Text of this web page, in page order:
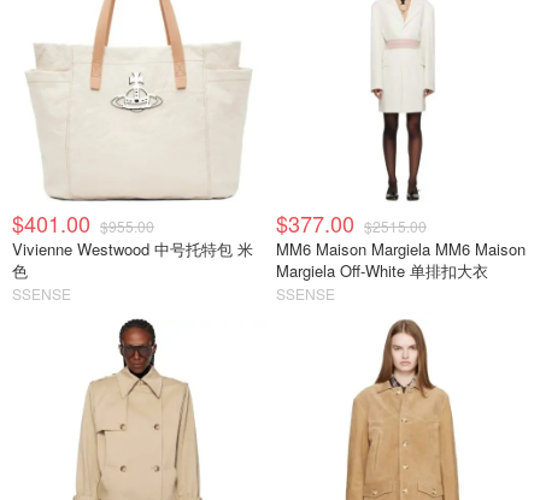
$401.00 $955.00
Vivienne Westwood 中号托特包 米
色
SSENSE
$377.00 $2515.00
MM6 Maison Margiela MM6 Maison
Margiela Off-White 单排扣大衣
SSENSE